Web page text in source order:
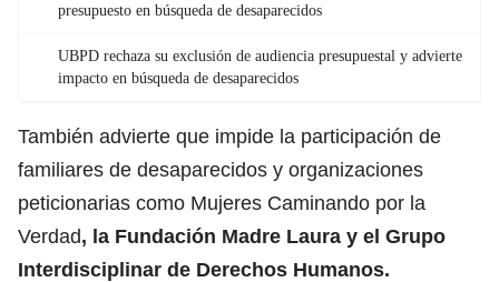
presupuesto en búsqueda de desaparecidos
UBPD rechaza su exclusión de audiencia presupuestal y advierte
impacto en búsqueda de desaparecidos
También advierte que impide la participación de
familiares de desaparecidos y organizaciones
peticionarias como Mujeres Caminando por la
Verdad, la Fundación Madre Laura y el Grupo
Interdisciplinar de Derechos Humanos.